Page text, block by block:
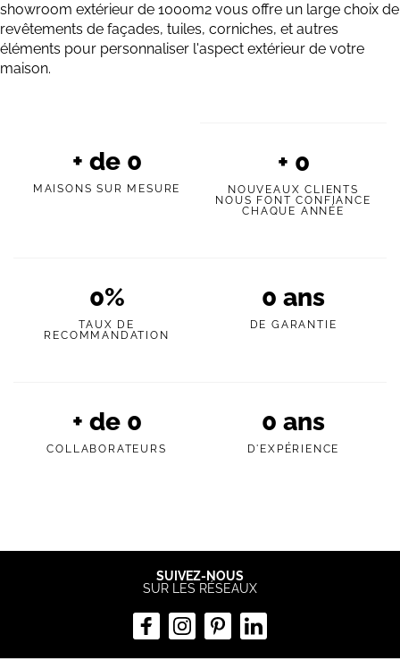
showroom extérieur de 1000m2 vous offre un large choix de
revêtements de façades, tuiles, corniches, et autres
éléments pour personnaliser l'aspect extérieur de votre
maison.
+ de 0
MAISONS SUR MESURE
+ 0
NOUVEAUX CLIENTS
NOUS FONT CONFIANCE
CHAQUE ANNÉE
0%
TAUX DE
RECOMMANDATION
0 ans
DE GARANTIE
+ de 0
COLLABORATEURS
0 ans
D'EXPÉRIENCE
SUIVEZ-NOUS
SUR LES RÉSEAUX